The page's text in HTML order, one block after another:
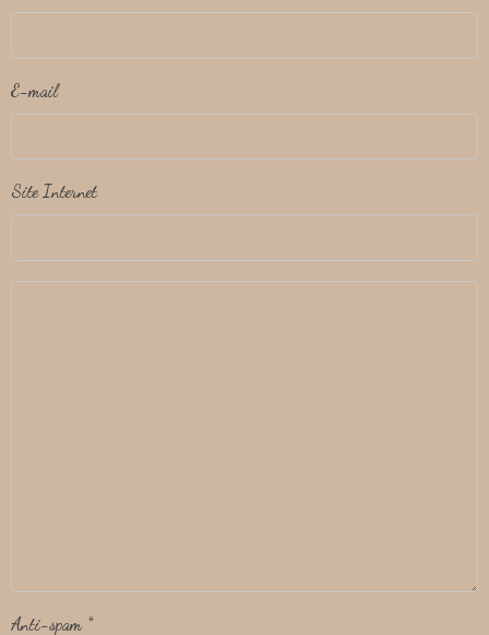
E-mail
Site Internet
Anti-spam